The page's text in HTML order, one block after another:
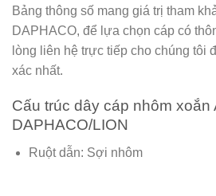
Bảng thông số mang giá trị tham
DAPHACO, để lựa chọn cáp có
lòng liên hệ trực tiếp cho chúng tôi
xác nhất.
Cấu trúc dây cáp nhôm xoắn
DAPHACO/LION
Ruột dẫn: Sợi nhôm